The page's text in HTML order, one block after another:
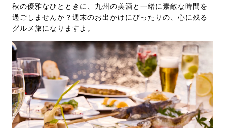
秋の優雅なひとときに、九州の美酒と一緒に素敵な時間を
過ごしませんか？週末のお出かけにぴったりの、心に残る
グルメ旅になりますよ。